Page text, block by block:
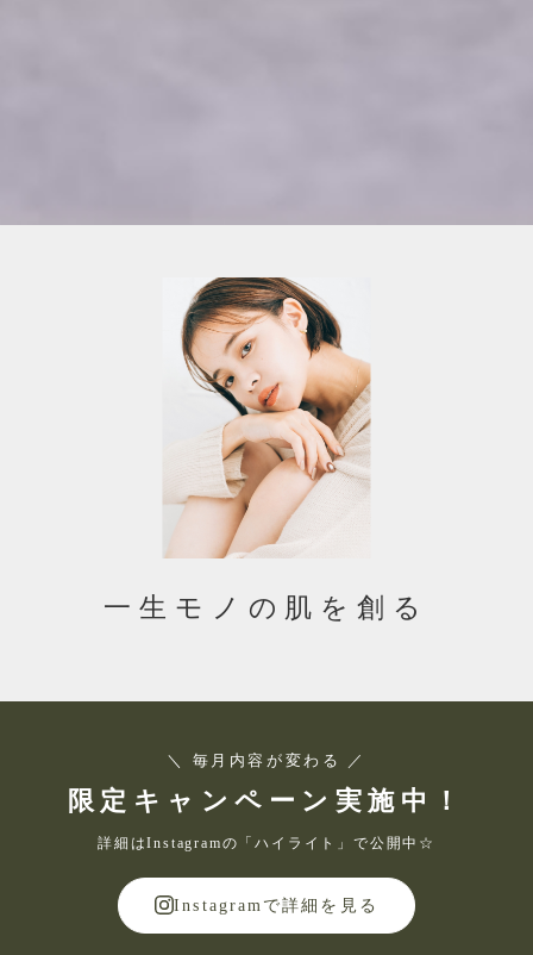
一生モノの肌を創る
＼ 毎月内容が変わる ／
限定キャンペーン実施中！
詳細はInstagramの「ハイライト」で公開中☆
Instagramで詳細を見る